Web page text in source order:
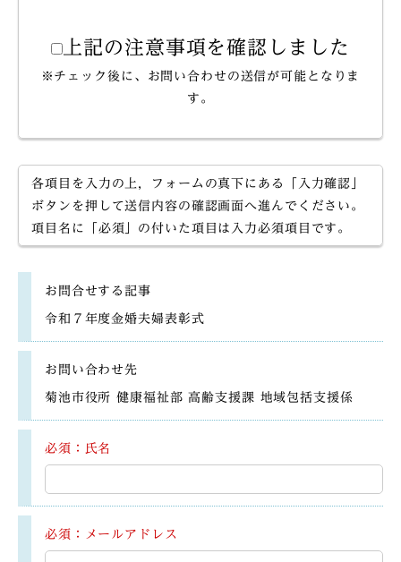
上記の注意事項を確認しました
※チェック後に、お問い合わせの送信が可能となりま
す。
各項目を入力の上，フォームの真下にある「入力確認」
ボタンを押して送信内容の確認画面へ進んでください。
項目名に「必須」の付いた項目は入力必須項目です。
お問合せする記事
令和７年度金婚夫婦表彰式
お問い合わせ先
菊池市役所 健康福祉部 高齢支援課 地域包括支援係
必須：氏名
必須：メールアドレス